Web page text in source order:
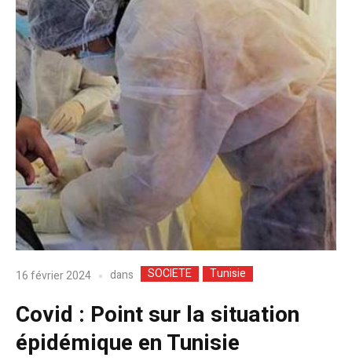
16 février 2024 dans SOCIETE Tunisie
Covid : Point sur la situation
épidémique en Tunisie